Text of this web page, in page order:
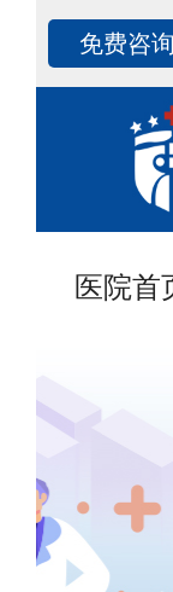
免费咨询
医院首